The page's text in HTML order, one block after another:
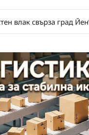
влак свърза град